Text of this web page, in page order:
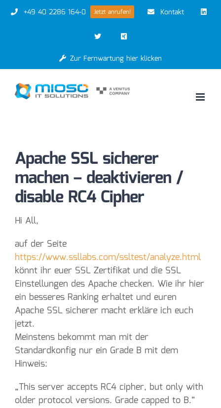
Zum
Inhalt
+49 40 2286 164-0 Jetzt anrufen! Kontakt
Zur Fernwartung hier klicken
Apache SSL sicherer
machen – deaktivieren /
disable RC4 Cipher
Hi All,
auf der Seite
https://www.ssllabs.com/ssltest/analyze.html
könnt ihr euer SSL Zertifikat und die SSL
Einstellungen des Apache checken. Wie ihr hier
ein besseres Ranking erhaltet und euren
Apache SSL sicherer macht erkläre ich euch
jetzt.
Meinstens bekommt man mit der
Standardkonfig nur ein Grade B mit dem
Hinweis:
„This server accepts RC4 cipher, but only with
older protocol versions. Grade capped to B.“